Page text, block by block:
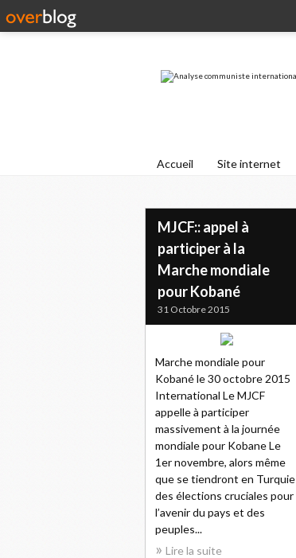
Accueil Site internet
MJCF:: appel à
participer à la
Marche mondiale
pour Kobané
31 Octobre 2015
Marche mondiale pour
Kobané le 30 octobre 2015
International Le MJCF
appelle à participer
massivement à la journée
mondiale pour Kobane Le
1er novembre, alors même
que se tiendront en Turquie
des élections cruciales pour
l’avenir du pays et des
peuples...
Lire la suite